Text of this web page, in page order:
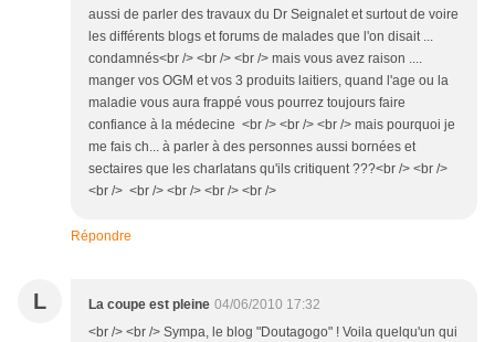
aussi de parler des travaux du Dr Seignalet et surtout de voire
les différents blogs et forums de malades que l'on disait ...
condamnés<br /> <br /> <br /> mais vous avez raison ....
manger vos OGM et vos 3 produits laitiers, quand l'age ou la
maladie vous aura frappé vous pourrez toujours faire
confiance à la médecine <br /> <br /> <br /> mais pourquoi je
me fais ch... à parler à des personnes aussi bornées et
sectaires que les charlatans qu'ils critiquent ???<br /> <br />
<br /> <br /> <br /> <br /> <br />
Répondre
L La coupe est pleine 04/06/2010 17:32
<br /> <br /> Sympa, le blog "Doutagogo" ! Voila quelqu'un qui